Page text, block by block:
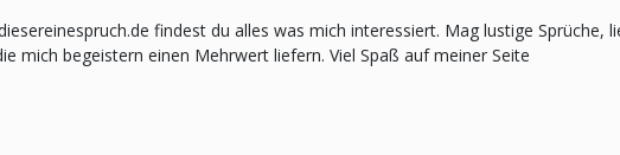
findest du alles was mich interessiert. Mag lustige
mich begeistern einen Mehrwert liefern. Viel Spaß auf meiner Seite